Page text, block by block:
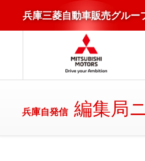
兵庫三菱自動車販売グルー
兵庫自発信 編集局